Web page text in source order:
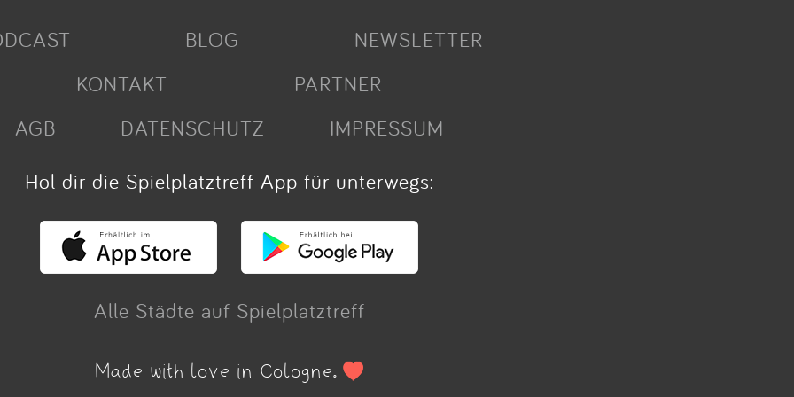
BLOG
NEWSLETTER
KONTAKT
PARTNER
AGB
DATENSCHUTZ
IMPRESSUM
Hol dir die Spielplatztreff App für unterwegs:
Alle Städte auf Spielplatztreff
Made with love in Cologne.